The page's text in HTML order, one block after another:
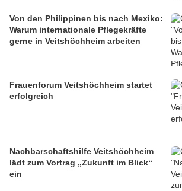
Von den Philippinen bis nach Mexiko:
Warum internationale Pflegekräfte
gerne in Veitshöchheim arbeiten
Frauenforum Veitshöchheim startet
erfolgreich
Nachbarschaftshilfe Veitshöchheim
lädt zum Vortrag „Zukunft im Blick“
ein